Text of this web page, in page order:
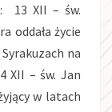
13 XII – św.
oddała życie
na
XII – św. Jan
w latach